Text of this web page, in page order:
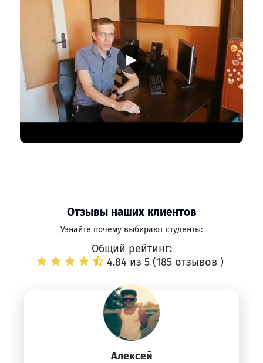
▶
Отзывы наших клиентов
Узнайте почему выбирают студенты:
Общий рейтинг:
4.84 из 5 (185 отзывов )
Алексей